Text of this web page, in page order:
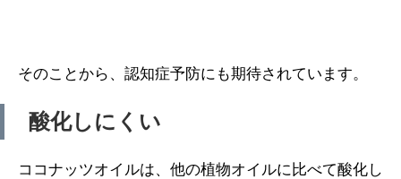
そのことから、認知症予防にも期待されています。
酸化しにくい
ココナッツオイルは、他の植物オイルに比べて酸化し